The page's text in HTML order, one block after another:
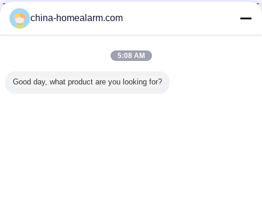
Alarms Series Technology Co., Limited
যাচাইকৃত সরবরাহকারী
Verified Suplier
china-homealarm.com
5:08 AM
Good day, what product are you looking for?